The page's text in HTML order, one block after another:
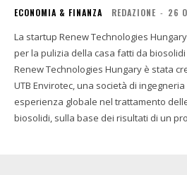
ECONOMIA & FINANZA REDAZIONE - 26
La startup Renew Technologies
per la pulizia della casa fatti da
Renew Technologies Hungary è stata
UTB Envirotec, una società di
esperienza globale nel trattamento
biosolidi, sulla base dei risultati di un